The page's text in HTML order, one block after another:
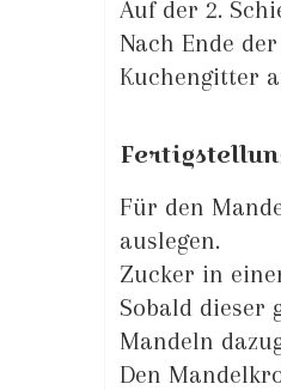
Auf der 2.
Nach Ende
Kuchengitter
Für den
auslegen.
Zucker in
Sobald dieser
Mandeln
Den